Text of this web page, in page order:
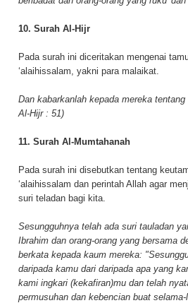
10. Surah Al-Hijr
Pada surah ini diceritakan mengenai
‘alaihissalam, yakni para malaikat.
Dan kabarkanlah kepada mereka
Al-Hijr : 51)
11. Surah Al-Mumtahanah
Pada surah ini disebutkan tentang
‘alaihissalam dan perintah Allah agar
suri teladan bagi kita.
Sesungguhnya telah ada suri tauladan
Ibrahim dan orang-orang yang bersama
berkata kepada kaum mereka:
daripada kamu dari daripada apa yang
kami ingkari (kekafiran)mu dan telah
permusuhan dan kebencian buat